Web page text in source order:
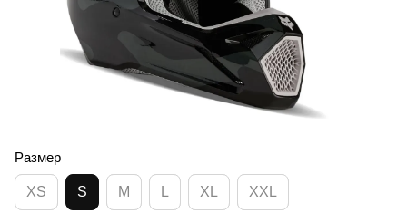
Размер
XS S M L XL XXL